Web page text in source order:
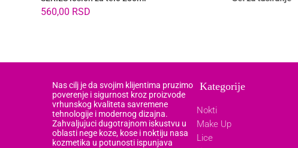
560,00 RSD
Nas cilj je da svojim klijentima pruzimo
poverenje i sigurnost kroz proizvode
vrhunskog kvaliteta savremene
tehnologije i modernog dizajna.
Zahvaljujuci dugotrajnom iskustvu u
oblasti nege koze, kose i noktiju nasa
kozmetika u potunosti ispunjava
Kategorije
Nokti
Make Up
Lice